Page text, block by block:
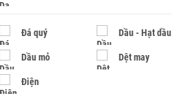
Đá quý Dầu - Hạt dầu
Dầu mỏ Dệt may
Điện